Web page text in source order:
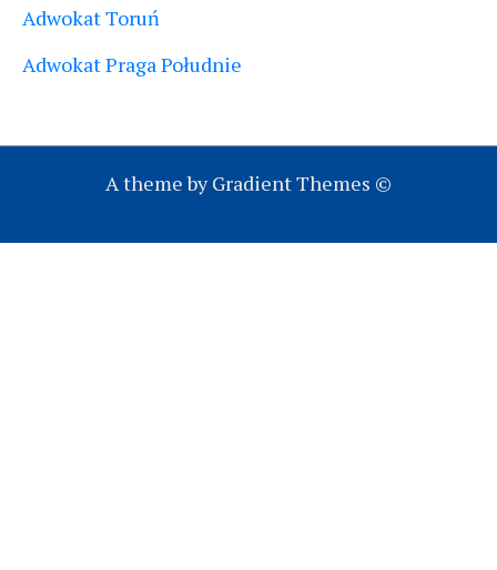
Adwokat Toruń
Adwokat Praga Południe
A theme by Gradient Themes ©